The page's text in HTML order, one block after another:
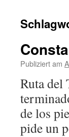
Publiziert am
Ruta del
de los
pide un